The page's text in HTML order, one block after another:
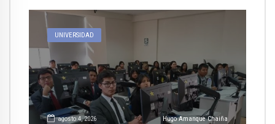
UNIVERSIDAD
agosto 4, 2026 Hugo Amanque Chaiña